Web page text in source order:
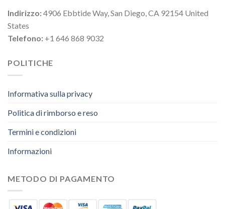
Indirizzo:4906 Ebbtide Way, San Diego, CA 92154 United
States
Telefono: +1 646 868 9032
POLITICHE
Informativa sulla privacy
Politica di rimborso e reso
Termini e condizioni
Informazioni
METODO DI PAGAMENTO